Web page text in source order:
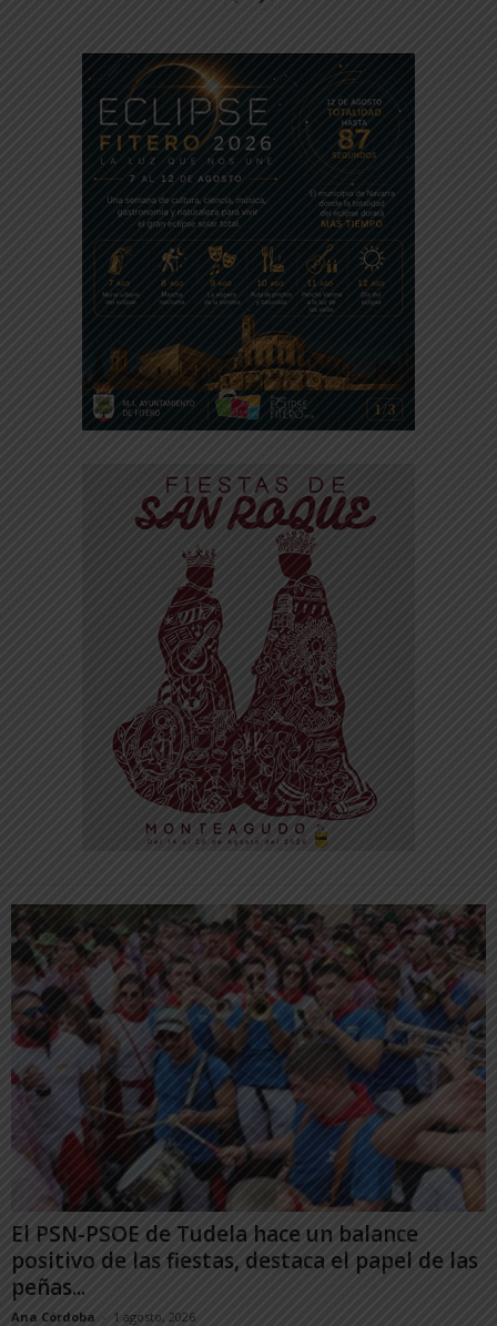
El PSN-PSOE de Tudela hace un balance
positivo de las fiestas, destaca el papel de las
peñas...
Ana Córdoba - 1 agosto, 2026